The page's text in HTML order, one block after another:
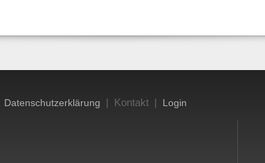
Datenschutzerklärung | Kontakt | Login